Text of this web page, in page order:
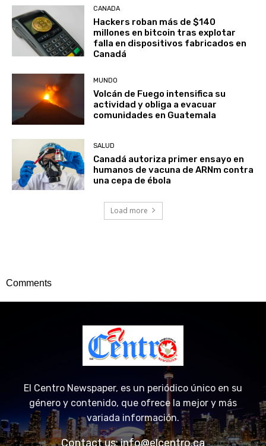
CANADA
Hackers roban más de $140
millones en bitcoin tras explotar
falla en dispositivos fabricados en
Canadá
MUNDO
Volcán de Fuego intensifica su
actividad y obliga a evacuar
comunidades en Guatemala
SALUD
Canadá autoriza primer ensayo en
humanos de vacuna de ARNm contra
una cepa de ébola
Load more
Comments
El Centro Newspaper, es un periódico único en su
género y contenido, que ofrece la mejor y más
variada información.
Contact us:info@elcentro.ca